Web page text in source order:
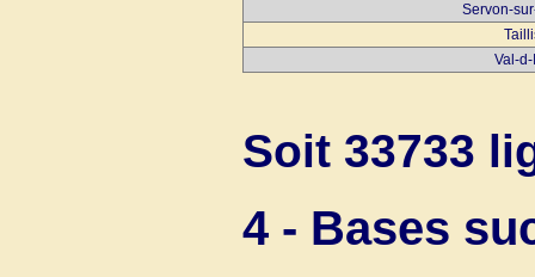
Servon-
Val-d-
Soit 33733
4 - Bases